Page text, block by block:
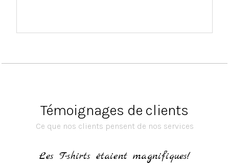
Témoignages de clients
Ce que nos clients pensent de nos services
Les T-shirts étaient magnifiques!